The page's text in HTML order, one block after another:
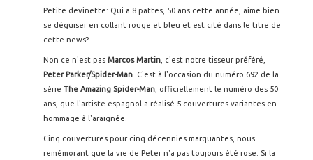
Petite devinette: Qui a 8 pattes, 50 ans cette année, aime bien
se déguiser en collant rouge et bleu et est cité dans le titre de
cette news?
Non ce n'est pas Marcos Martin , c'est notre tisseur préféré,
Peter Parker/Spider-Man . C'est à l'occasion du numéro 692 de la
série The Amazing Spider-Man , officiellement le numéro des 50
ans, que l'artiste espagnol a réalisé 5 couvertures variantes en
hommage à l'araignée.
Cinq couvertures pour cinq décennies marquantes, nous
remémorant que la vie de Peter n'a pas toujours été rose. Si la